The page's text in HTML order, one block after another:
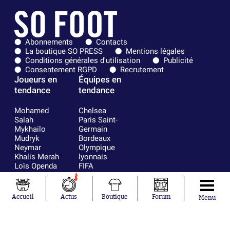
Abonnements
Contacts
La boutique SO PRESS
Mentions légales
Conditions générales d'utilisation
Publicité
Consentement RGPD
Recrutement
Joueurs en
tendance
Mohamed
Salah
Mykhailo
Mudryk
Neymar
Khalis Merah
Loïs Openda
Moussa
Niakhaté
Nicolás
Tagliafico
Équipes en
tendance
Chelsea
Paris Saint-
Germain
Bordeaux
Olympique
lyonnais
FIFA
Real Madrid
RC Strasbourg
AC Milan
France
Accueil
5
Actus Boutique Forum Menu